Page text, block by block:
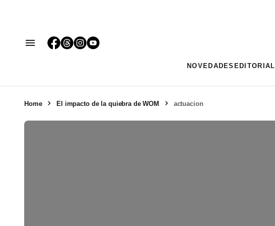
NOVEDADES EDITORIAL
Home El impacto de la quiebra de WOM actuacion